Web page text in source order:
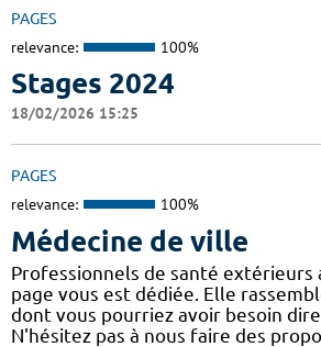
PAGES
relevance: 100%
Stages 2024
18/02/2026 15:25
PAGES
relevance: 100%
Médecine de ville
Professionnels de santé extérieurs
page vous est dédiée. Elle
dont vous pourriez avoir besoin
N'hésitez pas à nous faire des